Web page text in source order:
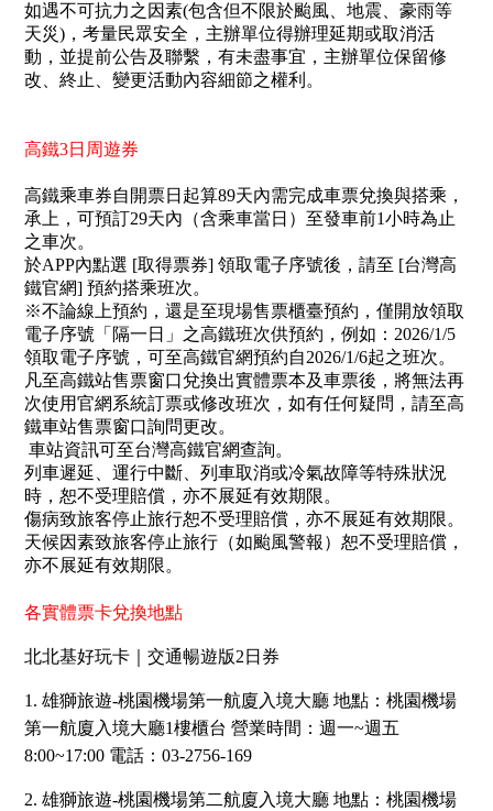
如遇不可抗力之因素(包含但不限於颱風、地震、豪雨等
天災)，考量民眾安全，主辦單位得辦理延期或取消活
動，並提前公告及聯繫，有未盡事宜，主辦單位保留修
改、終止、變更活動內容細節之權利。
高鐵3日周遊券
高鐵乘車券自開票日起算89天內需完成車票兌換與搭乘，
承上，可預訂29天內（含乘車當日）至發車前1小時為止
之車次。
於APP內點選 [取得票券] 領取電子序號後，請至 [台灣高
鐵官網] 預約搭乘班次。
※不論線上預約，還是至現場售票櫃臺預約，僅開放領取
電子序號「隔一日」之高鐵班次供預約，例如：2026/1/5
領取電子序號，可至高鐵官網預約自2026/1/6起之班次。
凡至高鐵站售票窗口兌換出實體票本及車票後，將無法再
次使用官網系統訂票或修改班次，如有任何疑問，請至高
鐵車站售票窗口詢問更改。
車站資訊可至台灣高鐵官網查詢。
列車遲延、運行中斷、列車取消或冷氣故障等特殊狀況
時，恕不受理賠償，亦不展延有效期限。
傷病致旅客停止旅行恕不受理賠償，亦不展延有效期限。
天候因素致旅客停止旅行（如颱風警報）恕不受理賠償，
亦不展延有效期限。
各實體票卡兌換地點
北北基好玩卡｜交通暢遊版2日券
1. 雄獅旅遊-桃園機場第一航廈入境大廳 地點：桃園機場
第一航廈入境大廳1樓櫃台 營業時間：週一~週五
8:00~17:00 電話：03-2756-169
2. 雄獅旅遊-桃園機場第二航廈入境大廳 地點：桃園機場